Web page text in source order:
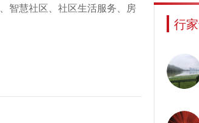
智慧社区、社区生活服务、房
行